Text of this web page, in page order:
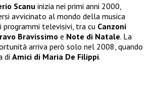
Scanu inizia nei primi anni 2000,
avvicinato al mondo della musica
programmi televisivi, tra cu Canzoni
Bravissimo e Note di Natale. La
arriva però solo nel 2008, quando
di Amici di Maria De Filippi.